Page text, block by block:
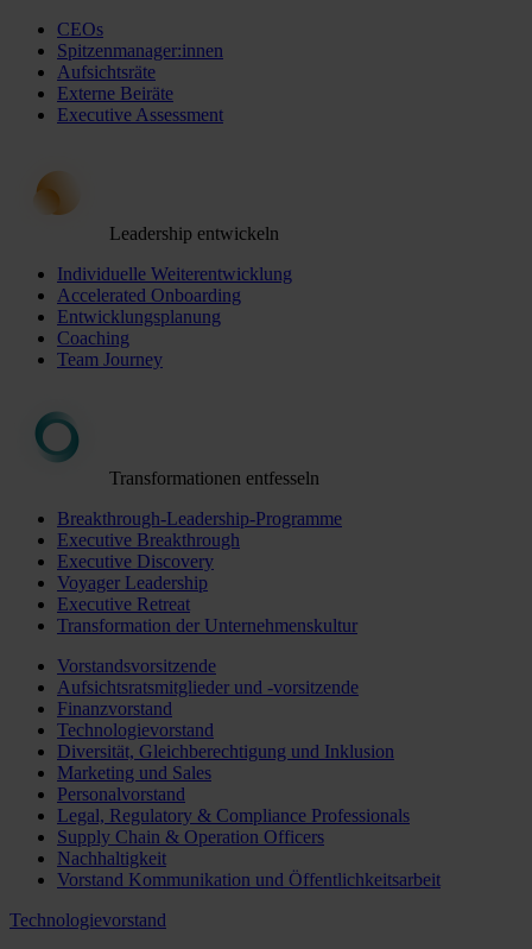
CEOs
Spitzenmanager:innen
Aufsichtsräte
Externe Beiräte
Executive Assessment
Leadership entwickeln
Individuelle Weiterentwicklung
Accelerated Onboarding
Entwicklungsplanung
Coaching
Team Journey
Transformationen entfesseln
Breakthrough-Leadership-Programme
Executive Breakthrough
Executive Discovery
Voyager Leadership
Executive Retreat
Transformation der Unternehmenskultur
Vorstandsvorsitzende
Aufsichtsratsmitglieder und -vorsitzende
Finanzvorstand
Technologievorstand
Diversität, Gleichberechtigung und Inklusion
Marketing und Sales
Personalvorstand
Legal, Regulatory & Compliance Professionals
Supply Chain & Operation Officers
Nachhaltigkeit
Vorstand Kommunikation und Öffentlichkeitsarbeit
Technologievorstand